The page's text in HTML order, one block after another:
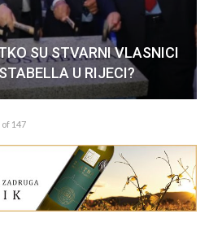
SU STVARNI VLASNICI
U RIJECI?
of 147